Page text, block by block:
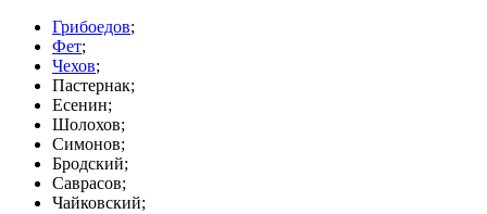
Грибоедов;
Фет;
Чехов;
Пастернак;
Есенин;
Шолохов;
Симонов;
Бродский;
Саврасов;
Чайковский;